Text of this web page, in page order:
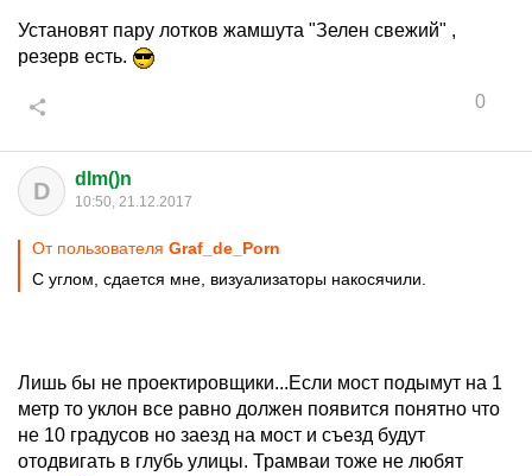
Установят пару лотков жамшута "Зелен свежий" ,
резерв есть.
0
D dIm()n
10:50, 21.12.2017
От пользователя Graf_de_Porn
С углом, сдается мне, визуализаторы накосячили.
Лишь бы не проектировщики...Если мост подымут на 1
метр то уклон все равно должен появится понятно что
не 10 градусов но заезд на мост и съезд будут
отодвигать в глубь улицы. Трамваи тоже не любят